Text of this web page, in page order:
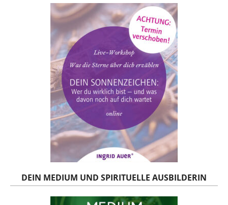
DEIN MEDIUM UND SPIRITUELLE AUSBILDERIN